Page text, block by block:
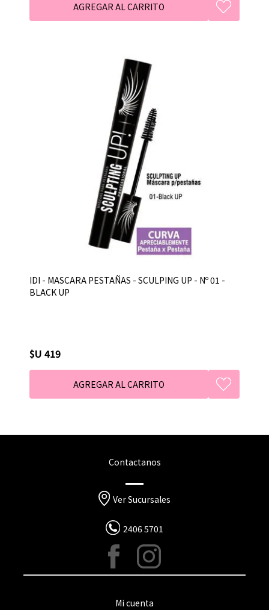
IDI - MASCARA PESTAÑAS - SCULPING UP - Nº 01 -
BLACK UP
$U 419
Contactanos
Ver Sucursales
2406 5701
Mi cuenta